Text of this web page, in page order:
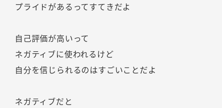
プライドがあるってすてきだよ
自己評価が高いって
ネガティブに使われるけど
自分を信じられるのはすごいことだよ
ネガティブだと